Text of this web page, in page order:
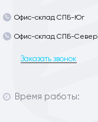
Офис-склад СПБ-Юг
Офис-склад СПБ-Север
Заказать звонок
Время работы: